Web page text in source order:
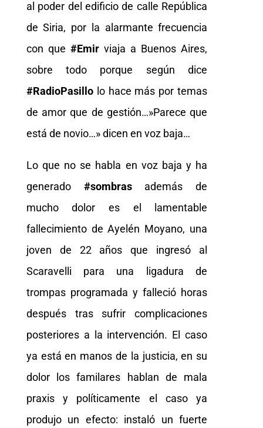
al poder del edificio de calle República
de Siria, por la alarmante frecuencia
con que #Emirviaja a Buenos Aires,
sobre todo porque según dice
#RadioPasillolo hace más por temas
de amor que de gestión…»Parece que
está de novio…» dicen en voz baja…
Lo que no se habla en voz baja y ha
generado #sombrasademás de
mucho dolor es el lamentable
fallecimiento de Ayelén Moyano, una
joven de 22 años que ingresó al
Scaravelli para una ligadura de
trompas programada y falleció horas
después tras sufrir complicaciones
posteriores a la intervención. El caso
ya está en manos de la justicia, en su
dolor los familares hablan de mala
praxis y políticamente el caso ya
produjo un efecto: instaló un fuerte